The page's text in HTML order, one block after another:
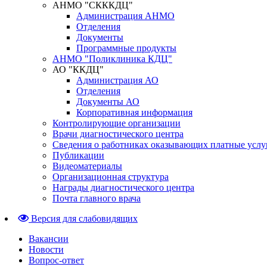
АНМО "СКККДЦ"
Администрация АНМО
Отделения
Документы
Программные продукты
АНМО "Поликлиника КДЦ"
АО "ККДЦ"
Администрация АО
Отделения
Документы АО
Корпоративная информация
Контролирующие организации
Врачи диагностического центра
Сведения о работниках оказывающих платные
Публикации
Видеоматериалы
Организационная структура
Награды диагностического центра
Почта главного врача
Версия для слабовидящих
Вакансии
Новости
Вопрос-ответ